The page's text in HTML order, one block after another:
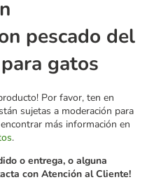
pescado del
gatos
Por favor, ten en
sujetas a moderación para
más información en
.
o entrega, o alguna
con Atención al Cliente!